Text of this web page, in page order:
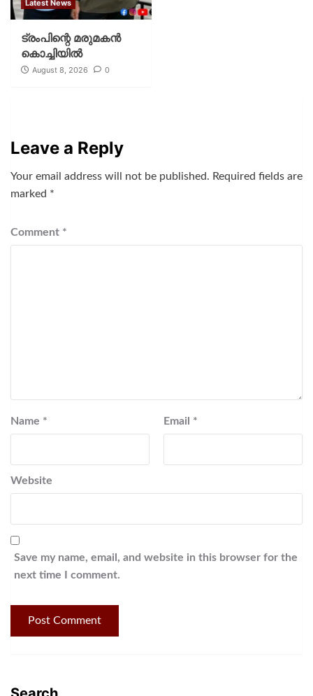
Latest News
ട്രംപിന്റെ മരുമകന്‍
കൊച്ചിയില്‍
August 8, 2026 0
Leave a Reply
Your email address will not be published. Required fields are
marked *
Comment *
Name * Email *
Website
Save my name, email, and website in this browser for the
next time I comment.